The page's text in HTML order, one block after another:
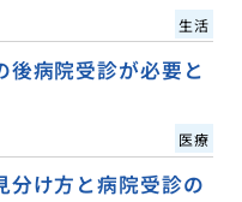
生活
後病院受診が必要と
医療
分け方と病院受診の